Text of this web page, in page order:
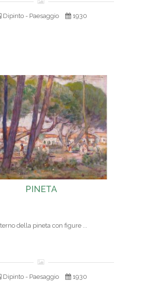
Dipinto - Paesaggio 1930
PINETA
della pineta con figure ...
Dipinto - Paesaggio 1930